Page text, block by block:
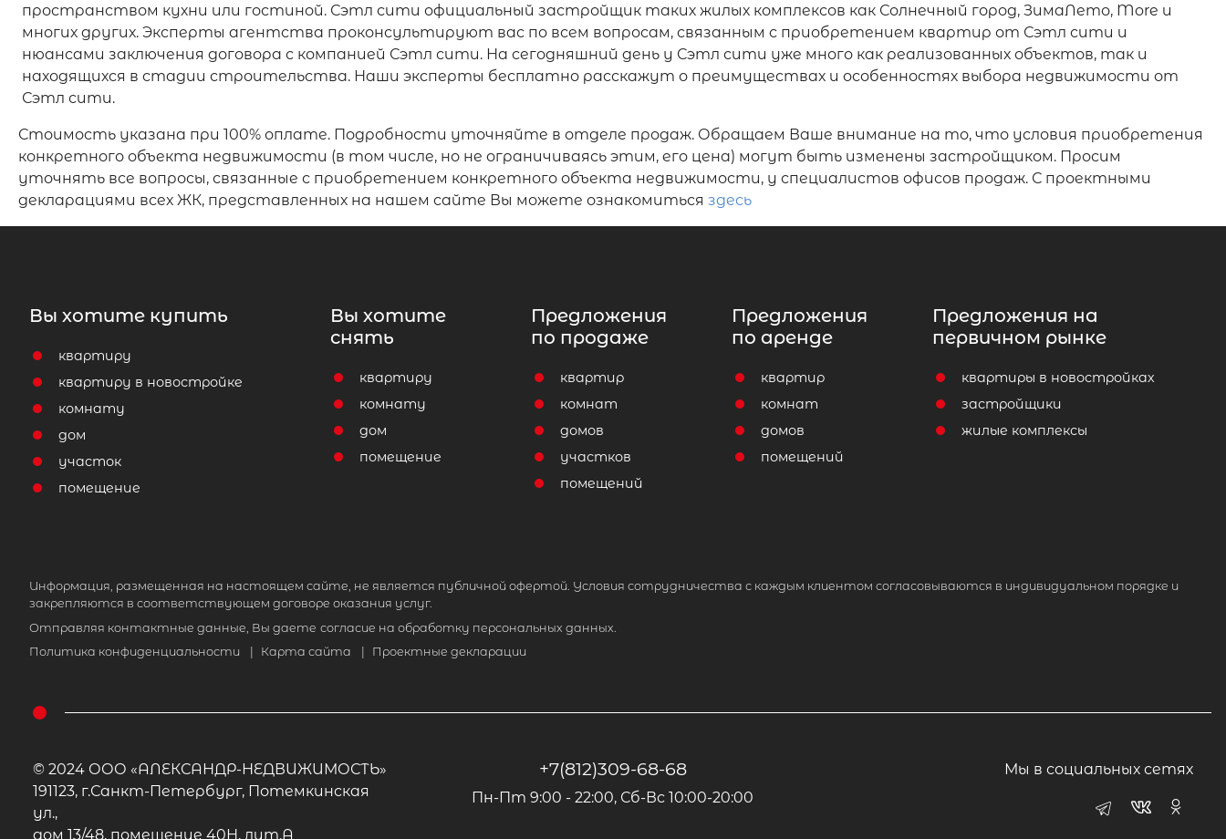
пространством кухни или гостиной. Сэтл сити официальный застройщик таких жилых комплексов как Солнечный город, ЗимаЛето, More и
многих других. Эксперты агентства проконсультируют вас по всем вопросам, связанным с приобретением квартир от Сэтл сити и
нюансами заключения договора с компанией Сэтл сити. На сегодняшний день у Сэтл сити уже много как реализованных объектов, так и
находящихся в стадии строительства. Наши эксперты бесплатно расскажут о преимуществах и особенностях выбора недвижимости от
Сэтл сити.
Стоимость указана при 100% оплате. Подробности уточняйте в отделе продаж. Обращаем Ваше внимание на то, что условия приобретения
конкретного объекта недвижимости (в том числе, но не ограничиваясь этим, его цена) могут быть изменены застройщиком. Просим
уточнять все вопросы, связанные с приобретением конкретного объекта недвижимости, у специалистов офисов продаж. С проектными
декларациями всех ЖК, представленных на нашем сайте Вы можете ознакомиться здесь
Вы хотите купить
квартиру
квартиру в новостройке
комнату
дом
участок
помещение
Вы хотите
снять
квартиру
комнату
дом
помещение
Предложения
по продаже
квартир
комнат
домов
участков
помещений
Предложения
по аренде
квартир
комнат
домов
помещений
Предложения на
первичном рынке
квартиры в новостройках
застройщики
жилые комплексы
Информация, размещенная на настоящем сайте, не является публичной офертой. Условия сотрудничества с каждым клиентом согласовываются в индивидуальном порядке и
закрепляются в соответствующем договоре оказания услуг.
Отправляя контактные данные, Вы даете согласие на обработку персональных данных.
Политика конфиденциальности
Карта сайта Проектные декларации
© 2024 ООО «АЛЕКСАНДР-НЕДВИЖИМОСТЬ»
191123, г.Санкт-Петербург, Потемкинская
ул.,
дом 13/48, помещение 40Н, лит.А
+7(812)309-68-68
Пн-Пт 9:00 - 22:00, Сб-Вс 10:00-20:00
Мы в социальных сетях